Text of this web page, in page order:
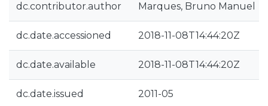
dc.contributor.author Marques, Bruno Manuel
dc.date.accessioned 2018-11-08T14:44:20Z
dc.date.available 2018-11-08T14:44:20Z
dc.date.issued 2011-05